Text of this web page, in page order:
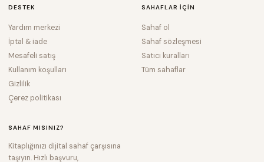
DESTEK
Yardım merkezi
İptal & iade
Mesafeli satış
Kullanım koşulları
Gizlilik
Çerez politikası
SAHAFLAR IÇIN
Sahaf ol
Sahaf sözleşmesi
Satıcı kuralları
Tüm sahaflar
SAHAF MISINIZ?
Kitaplığınızı dijital sahaf çarşısına
taşıyın. Hızlı başvuru,